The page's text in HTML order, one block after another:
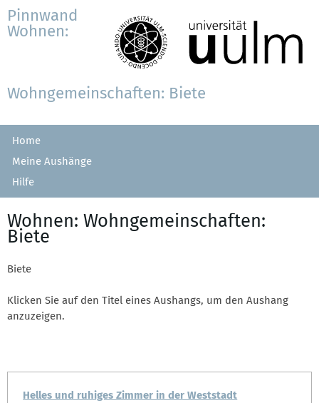
Pinnwand
Wohnen:
Wohngemeinschaften: Biete
Home
Meine Aushänge
Hilfe
Wohnen: Wohngemeinschaften:
Biete
Biete
Klicken Sie auf den Titel eines Aushangs, um den Aushang
anzuzeigen.
Helles und ruhiges Zimmer in der Weststadt